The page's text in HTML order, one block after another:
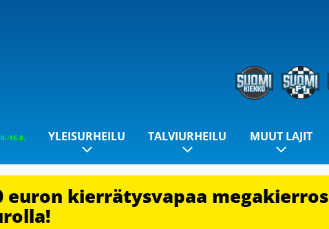
16.8. YLEISURHEILU TALVIURHEILU MUUT LAJIT
euron kierrätysvapaa megakierros